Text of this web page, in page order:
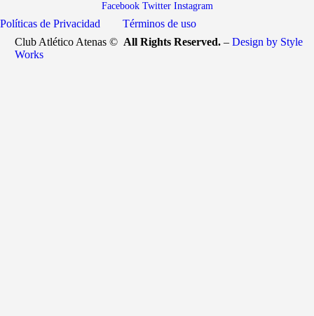
Facebook Twitter Instagram
Políticas de Privacidad
Términos de uso
Club Atlético Atenas © All Rights Reserved.– Design by Style
Works